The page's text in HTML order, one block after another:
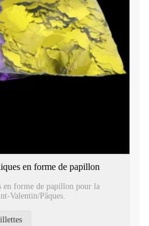
en forme de papillon
en forme de papillon pour la
Valentin/Pâques.